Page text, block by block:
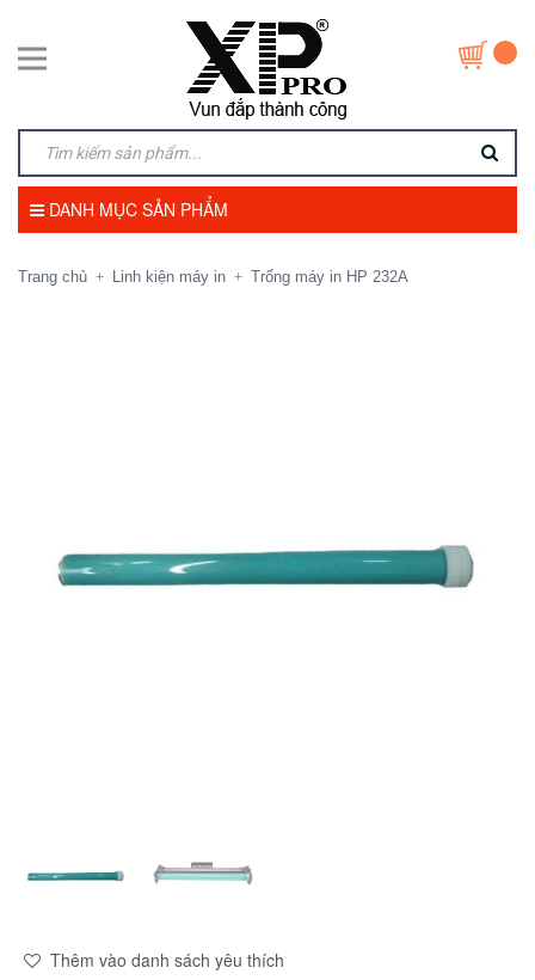
DANH MỤC SẢN PHẨM
Trang chủ + Linh kiện máy in + Trống máy in HP 232A
Thêm vào danh sách yêu thích